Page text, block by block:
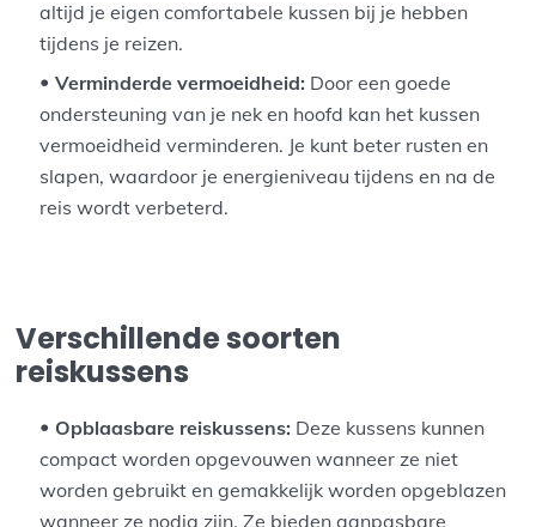
altijd je eigen comfortabele kussen bij je hebben
tijdens je reizen.
Verminderde vermoeidheid: Door een goede
ondersteuning van je nek en hoofd kan het kussen
vermoeidheid verminderen. Je kunt beter rusten en
slapen, waardoor je energieniveau tijdens en na de
reis wordt verbeterd.
Verschillende soorten
reiskussens
Opblaasbare reiskussens: Deze kussens kunnen
compact worden opgevouwen wanneer ze niet
worden gebruikt en gemakkelijk worden opgeblazen
wanneer ze nodig zijn. Ze bieden aanpasbare